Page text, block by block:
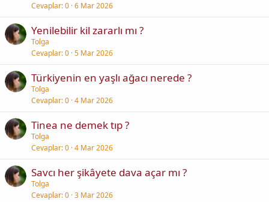
Cevaplar 0 6 Mar 2026
Yenilebilir kil zararlı mı ?
Tolga
Cevaplar 0 5 Mar 2026
Türkiyenin en yaşlı ağacı nerede ?
Tolga
Cevaplar 0 4 Mar 2026
Tinea ne demek tıp ?
Tolga
Cevaplar 0 4 Mar 2026
Savcı her şikâyete dava açar mı ?
Tolga
Cevaplar 0 3 Mar 2026